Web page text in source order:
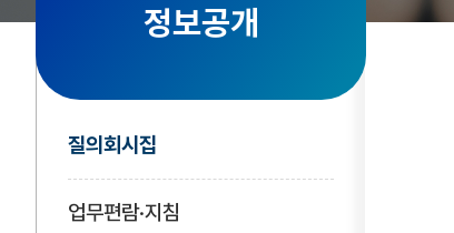
정보공개
질의회시집
업무편람·지침